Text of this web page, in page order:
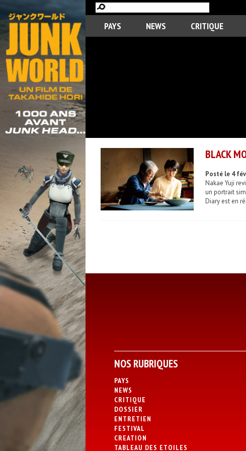
PAYS NEWS CRITIQUE
BLACK
Posté le 4
Nakae Yuji
un portrait
Diary est en
NOS RUBRIQUES
PAYS
NEWS
CRITIQUE
DOSSIER
ENTRETIEN
FESTIVAL
CREATION
TABLEAU DES ETOILES